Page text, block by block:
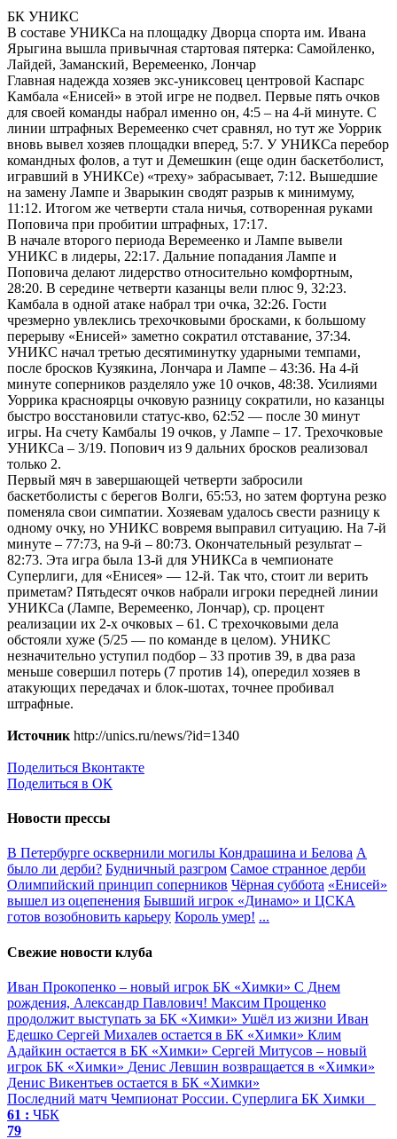
БК УНИКС
В составе УНИКСа на площадку Дворца спорта им. Ивана
Ярыгина вышла привычная стартовая пятерка: Самойленко,
Лайдей, Заманский, Веремеенко, Лончар
Главная надежда хозяев экс-униксовец центровой Каспарс
Камбала «Енисей» в этой игре не подвел. Первые пять очков
для своей команды набрал именно он, 4:5 – на 4-й минуте. С
линии штрафных Веремеенко счет сравнял, но тут же Уоррик
вновь вывел хозяев площадки вперед, 5:7. У УНИКСа перебор
командных фолов, а тут и Демешкин (еще один баскетболист,
игравший в УНИКСе) «треху» забрасывает, 7:12. Вышедшие
на замену Лампе и Зварыкин сводят разрыв к минимуму,
11:12. Итогом же четверти стала ничья, сотворенная руками
Поповича при пробитии штрафных, 17:17.
В начале второго периода Веремеенко и Лампе вывели
УНИКС в лидеры, 22:17. Дальние попадания Лампе и
Поповича делают лидерство относительно комфортным,
28:20. В середине четверти казанцы вели плюс 9, 32:23.
Камбала в одной атаке набрал три очка, 32:26. Гости
чрезмерно увлеклись трехочковыми бросками, к большому
перерыву «Енисей» заметно сократил отставание, 37:34.
УНИКС начал третью десятиминутку ударными темпами,
после бросков Кузякина, Лончара и Лампе – 43:36. На 4-й
минуте соперников разделяло уже 10 очков, 48:38. Усилиями
Уоррика красноярцы очковую разницу сократили, но казанцы
быстро восстановили статус-кво, 62:52 — после 30 минут
игры. На счету Камбалы 19 очков, у Лампе – 17. Трехочковые
УНИКСа – 3/19. Попович из 9 дальних бросков реализовал
только 2.
Первый мяч в завершающей четверти забросили
баскетболисты с берегов Волги, 65:53, но затем фортуна резко
поменяла свои симпатии. Хозяевам удалось свести разницу к
одному очку, но УНИКС вовремя выправил ситуацию. На 7-й
минуте – 77:73, на 9-й – 80:73. Окончательный результат –
82:73. Эта игра была 13-й для УНИКСа в чемпионате
Суперлиги, для «Енисея» — 12-й. Так что, стоит ли верить
приметам? Пятьдесят очков набрали игроки передней линии
УНИКСа (Лампе, Веремеенко, Лончар), ср. процент
реализации их 2-х очковых – 61. С трехочковыми дела
обстояли хуже (5/25 — по команде в целом). УНИКС
незначительно уступил подбор – 33 против 39, в два раза
меньше совершил потерь (7 против 14), опередил хозяев в
атакующих передачах и блок-шотах, точнее пробивал
штрафные.
Источник http://unics.ru/news/?id=1340
Поделиться Вконтакте
Поделиться в ОК
Новости прессы
В Петербурге осквернили могилы Кондрашина и Белова А
было ли дерби? Будничный разгром Самое странное дерби
Олимпийский принцип соперников Чёрная суббота «Енисей»
вышел из оцепенения Бывший игрок «Динамо» и ЦСКА
готов возобновить карьеру Король умер! ...
Свежие новости клуба
Иван Прокопенко – новый игрок БК «Химки» С Днем
рождения, Александр Павлович! Максим Прощенко
продолжит выступать за БК «Химки» Ушёл из жизни Иван
Едешко Сергей Михалев остается в БК «Химки» Клим
Адайкин остается в БК «Химки» Сергей Митусов – новый
игрок БК «Химки» Денис Левшин возвращается в «Химки»
Денис Викентьев остается в БК «Химки»
Последний матч Чемпионат России. Суперлига БК Химки
61 : ЧБК
79